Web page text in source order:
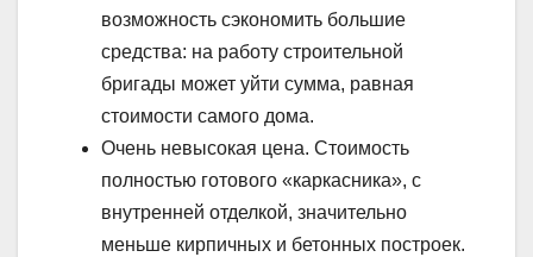
возможность сэкономить большие
средства: на работу строительной
бригады может уйти сумма, равная
стоимости самого дома.
Очень невысокая цена. Стоимость
полностью готового «каркасника», с
внутренней отделкой, значительно
меньше кирпичных и бетонных построек.